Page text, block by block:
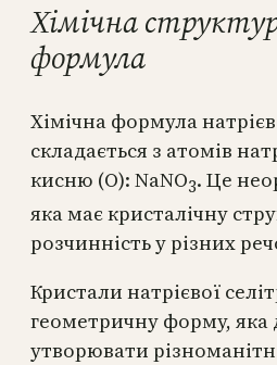
Хімічна
формула
Хімічна формула
складається з атомів
кисню (O): NaNO3. Це
яка має кристалічну
розчинність у різних
Кристали натрієвої
геометричну форму, яка
утворювати